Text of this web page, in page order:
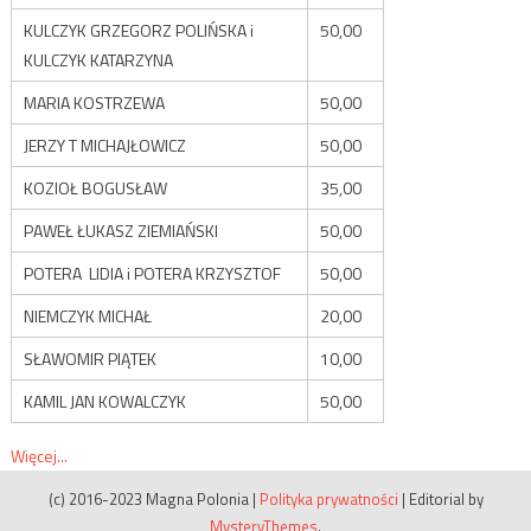
KULCZYK GRZEGORZ POLIŃSKA i
KULCZYK KATARZYNA
50,00
MARIA KOSTRZEWA
50,00
JERZY T MICHAJŁOWICZ
50,00
KOZIOŁ BOGUSŁAW
35,00
PAWEŁ ŁUKASZ ZIEMIAŃSKI
50,00
POTERA LIDIA i POTERA KRZYSZTOF
50,00
NIEMCZYK MICHAŁ
20,00
SŁAWOMIR PIĄTEK
10,00
KAMIL JAN KOWALCZYK
50,00
Więcej...
(c) 2016-2023 Magna Polonia | Polityka prywatności | Editorial by